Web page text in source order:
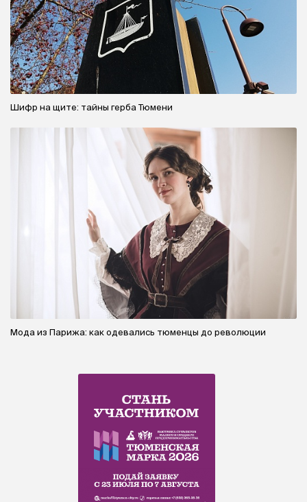
Шифр на щите: тайны герба Тюмени
Мода из Парижа: как одевались тюменцы до революции